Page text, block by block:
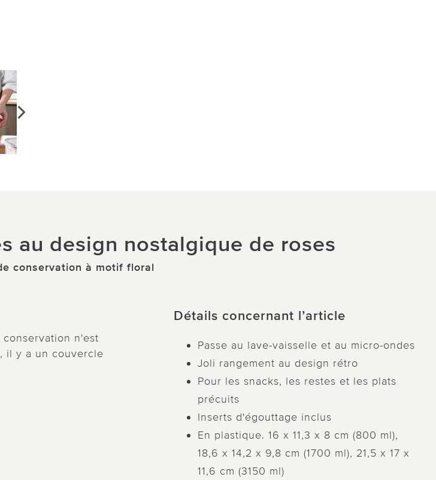
au design nostalgique de roses
conservation à motif floral
n'est
il y a un couvercle
Détails concernant l’article
Passe au lave-vaisselle et au micro-ondes
Joli rangement au design rétro
Pour les snacks, les restes et les plats
précuits
Inserts d'égouttage inclus
En plastique. 16 x 11,3 x 8 cm (800 ml),
18,6 x 14,2 x 9,8 cm (1700 ml), 21,5 x 17 x
11,6 cm (3150 ml)